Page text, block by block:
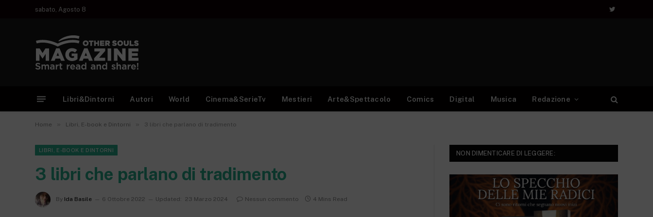
sabato, Agosto 8
Twitter
Libri&Dintorni Autori World Cinema&SerieTv Mestieri Arte&Spettacolo Comics Digital Musica Redazione
Home » Libri, E-book e Dintorni » 3 libri che parlano di tradimento
LIBRI, E-BOOK E DINTORNI
3 libri che parlano di tradimento
By Ida Basile 6 Ottobre 2022 Updated: 23 Marzo 2024 Nessun commento 4 Mins Read
NON DIMENTICARE DI LEGGERE: